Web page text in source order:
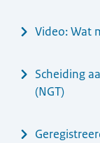
Video: Wat
Scheiding
(NGT)